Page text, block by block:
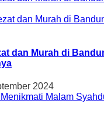
dan Murah di
2024